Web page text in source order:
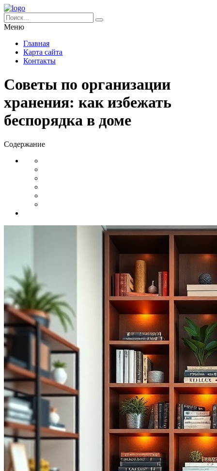
Меню
Главная
Карта сайта
Контакты
Советы по организации
хранения: как избежать
беспорядка в доме
Содержание